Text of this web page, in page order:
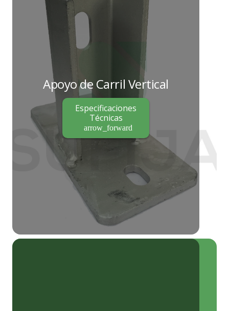
Apoyo de Carril Vertical
Especificaciones
Técnicas
arrow_forward